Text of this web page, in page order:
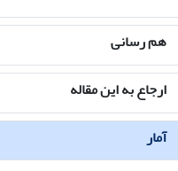
هم رسانی
ارجاع به این مقاله
آمار